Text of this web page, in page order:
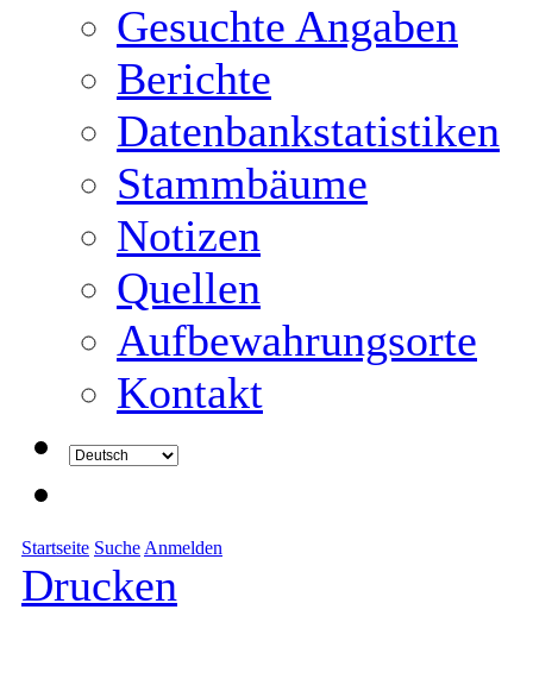
Gesuchte Angaben
Berichte
Datenbankstatistiken
Stammbäume
Notizen
Quellen
Aufbewahrungsorte
Kontakt
Startseite Suche Anmelden
Drucken